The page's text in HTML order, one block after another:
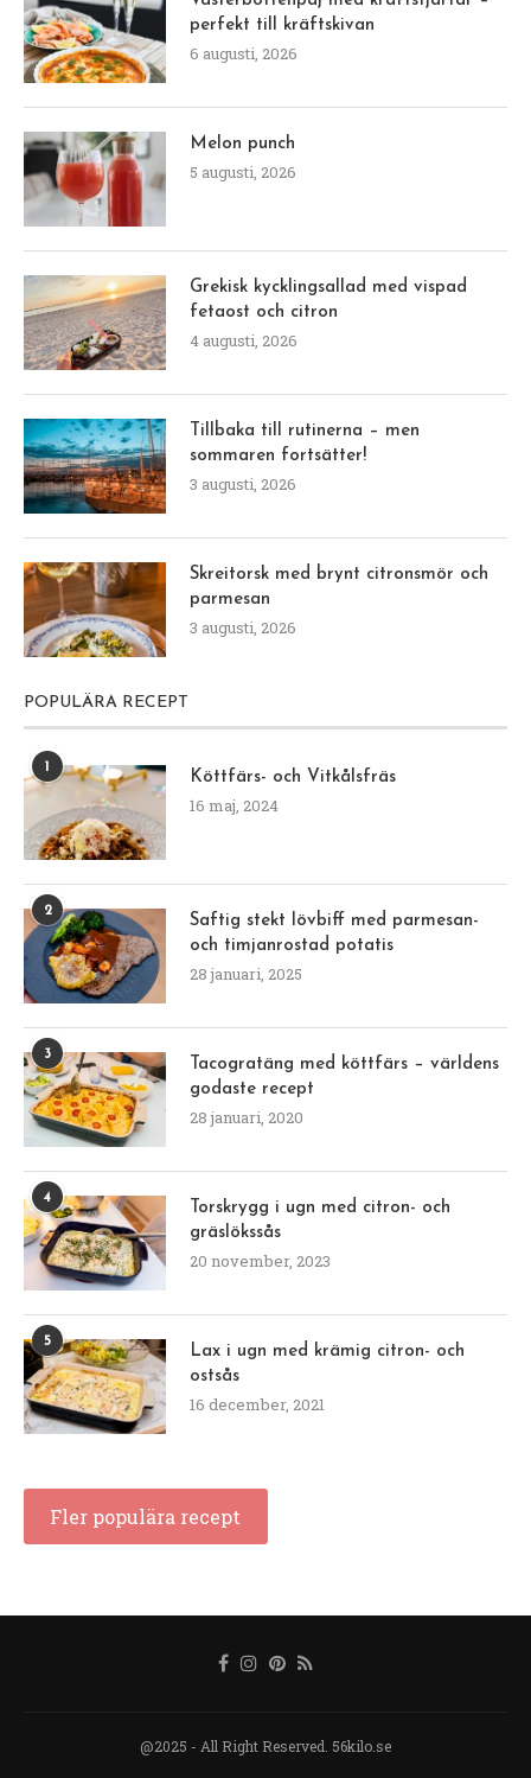
perfekt till kräftskivan
6 augusti, 2026
Melon punch
5 augusti, 2026
Grekisk kycklingsallad med vispad
fetaost och citron
4 augusti, 2026
Tillbaka till rutinerna – men
sommaren fortsätter!
3 augusti, 2026
Skreitorsk med brynt citronsmör och
parmesan
3 augusti, 2026
POPULÄRA RECEPT
1
Köttfärs- och Vitkålsfräs
16 maj, 2024
2
Saftig stekt lövbiff med parmesan-
och timjanrostad potatis
28 januari, 2025
3
Tacogratäng med köttfärs – världens
godaste recept
28 januari, 2020
4
Torskrygg i ugn med citron- och
gräslökssås
20 november, 2023
5
Lax i ugn med krämig citron- och
ostsås
16 december, 2021
Fler populära recept
@2025 - All Right Reserved. 56kilo.se